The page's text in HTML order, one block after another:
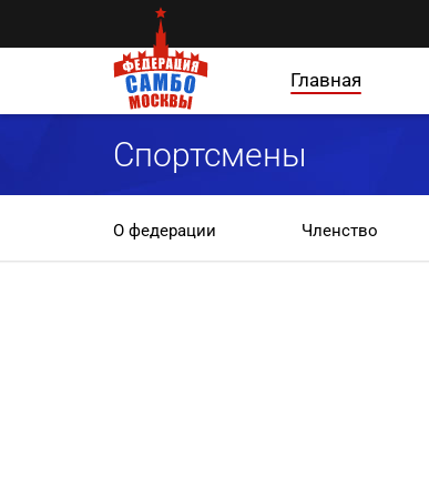
Главная
Спортсмены
О федерации Членство